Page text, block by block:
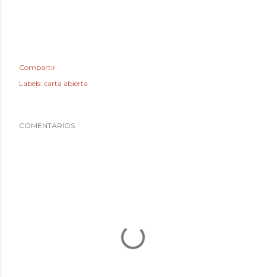
Compartir
Labels: carta abierta
COMENTARIOS